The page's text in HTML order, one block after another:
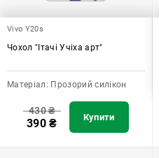
Vivo Y20s
Чохол "Ітачі Учіха арт"
Матеріал: Прозорий силікон
430₴
390₴ Купити